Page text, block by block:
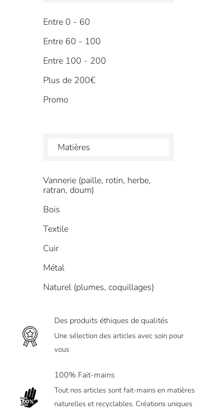
Entre 0 - 60
Entre 60 - 100
Entre 100 - 200
Plus de 200€
Promo
Matières
Vannerie (paille, rotin, herbe,
ratran, doum)
Bois
Textile
Cuir
Métal
Naturel (plumes, coquillages)
Des produits éthiques de qualités
Une sélection des articles avec soin pour
vous
100% Fait-mains
Tout nos articles sont fait-mains en matières
naturelles et recyclables. Créations uniques